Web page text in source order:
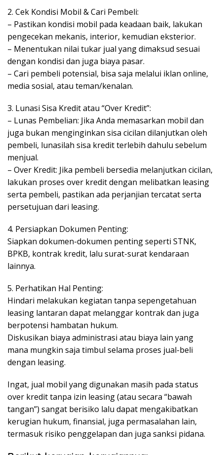
2. Cek Kondisi Mobil & Cari Pembeli:
– Pastikan kondisi mobil pada keadaan baik, lakukan
pengecekan mekanis, interior, kemudian eksterior.
– Menentukan nilai tukar jual yang dimaksud sesuai
dengan kondisi dan juga biaya pasar.
– Cari pembeli potensial, bisa saja melalui iklan online,
media sosial, atau teman/kenalan.
3. Lunasi Sisa Kredit atau “Over Kredit”:
– Lunas Pembelian: Jika Anda memasarkan mobil dan
juga bukan menginginkan sisa cicilan dilanjutkan oleh
pembeli, lunasilah sisa kredit terlebih dahulu sebelum
menjual.
– Over Kredit: Jika pembeli bersedia melanjutkan cicilan,
lakukan proses over kredit dengan melibatkan leasing
serta pembeli, pastikan ada perjanjian tercatat serta
persetujuan dari leasing.
4. Persiapkan Dokumen Penting:
Siapkan dokumen-dokumen penting seperti STNK,
BPKB, kontrak kredit, lalu surat-surat kendaraan
lainnya.
5. Perhatikan Hal Penting:
Hindari melakukan kegiatan tanpa sepengetahuan
leasing lantaran dapat melanggar kontrak dan juga
berpotensi hambatan hukum.
Diskusikan biaya administrasi atau biaya lain yang
mana mungkin saja timbul selama proses jual-beli
dengan leasing.
Ingat, jual mobil yang digunakan masih pada status
over kredit tanpa izin leasing (atau secara “bawah
tangan”) sangat berisiko lalu dapat mengakibatkan
kerugian hukum, finansial, juga permasalahan lain,
termasuk risiko penggelapan dan juga sanksi pidana.